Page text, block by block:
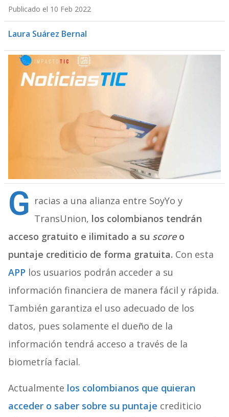
Publicado el 10 Feb 2022
Laura Suárez Bernal
G racias a una alianza entre SoyYo y
TransUnion, los colombianos tendrán
acceso gratuito e ilimitado a su scoreo
puntaje crediticio de forma gratuita. Con esta
APP los usuarios podrán acceder a su
información financiera de manera fácil y rápida.
También garantiza el uso adecuado de los
datos, pues solamente el dueño de la
información tendrá acceso a través de la
biometría facial.
Actualmente los colombianos que quieran
acceder o saber sobre su puntaje crediticio